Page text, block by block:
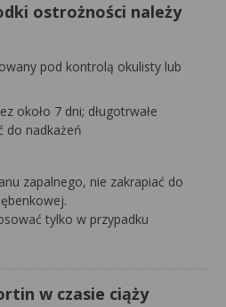
ostrożności należy
pod kontrolą okulisty lub
około 7 dni; długotrwałe
do nadkażeń
zapalnego, nie zakrapiać do
tylko w przypadku
w czasie ciąży